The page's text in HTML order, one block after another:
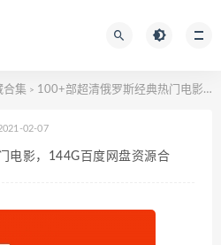
合集 > 100+部超清俄罗斯经典热门电影，144G百度网盘资源合集，带中文字幕
02-07
电影，144G百度网盘资源合